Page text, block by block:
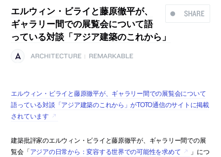
SHARE
エルウィン・ビライと藤原徹平が、
ギャラリー間での展覧会について語
っている対談「アジア建築のこれから」
ARCHITECTURE REMARKABLE
エルウィン・ビライと藤原徹平が、ギャラリー間での展覧会について
語っている対談「アジア建築のこれから」がTOTO通信のサイトに掲載
されています
建築批評家のエルウィン・ビライと藤原徹平が、ギャラリー間での展
覧会「アジアの日常から：変容する世界での可能性を求めて
」につ